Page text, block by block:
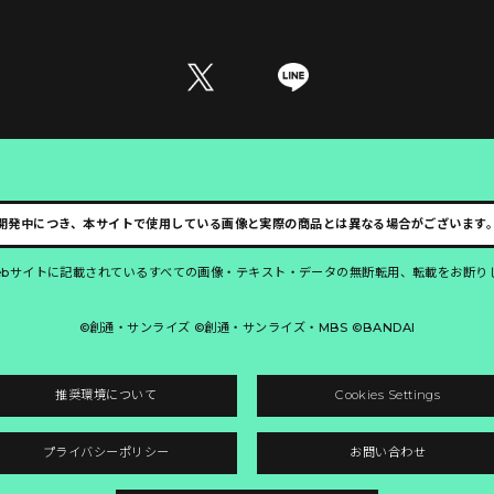
発中につき、本サイトで使用している画像と実際の商品とは異なる場合がございます。
サイトに記載されているすべての画像・テキスト・データの無断転用、転載をお断り
©創通・サンライズ ©創通・サンライズ・MBS ©BANDAI
推奨環境について Cookies Settings
プライバシーポリシー お問い合わせ